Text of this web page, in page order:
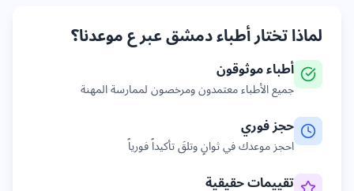
لماذا تختار أطباءدمشقعبر ع موعدنا؟
أطباء موثوقون
جميع الأطباء معتمدون ومرخصون لممارسة المهنة
حجز فوري
احجز موعدك في ثوانٍ وتلقَ تأكيداً فورياً
تقييمات حقيقية